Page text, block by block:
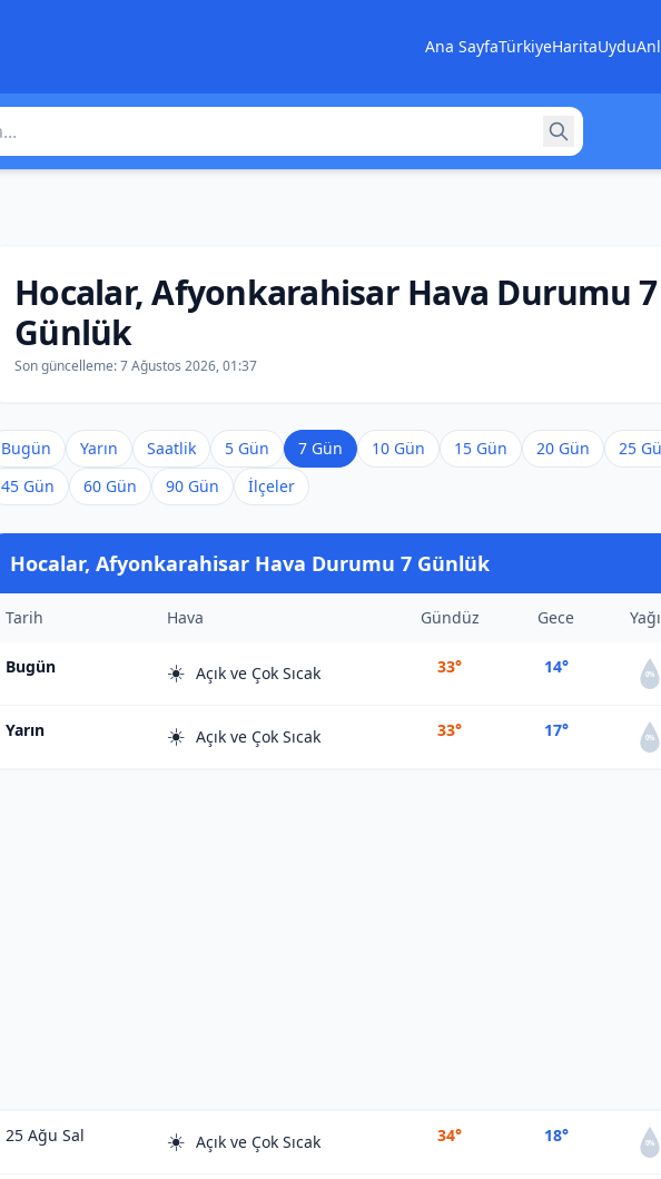
Ana SayfaTürkiyeHaritaUydu
Hocalar, Afyonkarahisar Hava Durumu 7
Günlük
Son güncelleme:7 Ağustos 2026, 01:37
Bugün Yarın Saatlik 5 Gün 7 Gün 10 Gün 15 Gün 20 Gün 25
45 Gün
60 Gün 90 Gün İlçeler
Hocalar, Afyonkarahisar Hava Durumu 7 Günlük
Tarih Hava Gündüz Gece
Bugün ☀️ Açık ve Çok Sıcak 33° 14° 0%
Yarın ☀️ Açık ve Çok Sıcak 33° 17° 0%
25 Ağu Sal ☀️ Açık ve Çok Sıcak 34° 18° 0%